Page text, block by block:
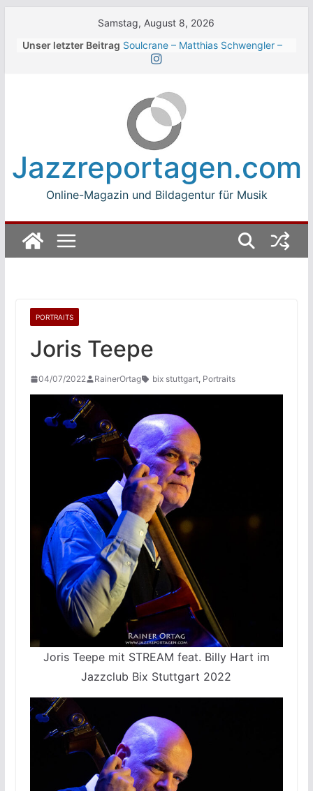
Samstag, August 8, 2026
Unser letzter Beitrag Soulcrane – Matthias Schwengler –
Walter Trout Band beim Winterbach
Zeltspektakel 2026
The Cinelli Brothers beim
Winterbach Zeltspektakel 2026
Jean-Michel Jarre bei den jazz open
Modena auf der Piazza Roma 2026
Jazzreportagen.com
Online-Magazin und Bildagentur für Musik
PORTRAITS
Joris Teepe
04/07/2022 RainerOrtag bix stuttgart, Portraits
Joris Teepe mit STREAM feat. Billy Hart im
Jazzclub Bix Stuttgart 2022